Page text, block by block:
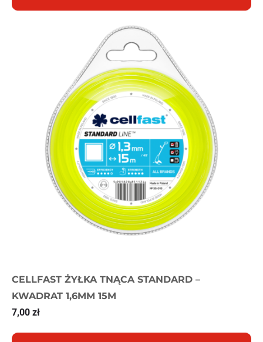
CELLFAST ŻYŁKA TNĄCA STANDARD –
KWADRAT 1,6MM 15M
7,00 zł